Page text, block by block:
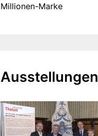
Millionen-Marke
Ausstellungen